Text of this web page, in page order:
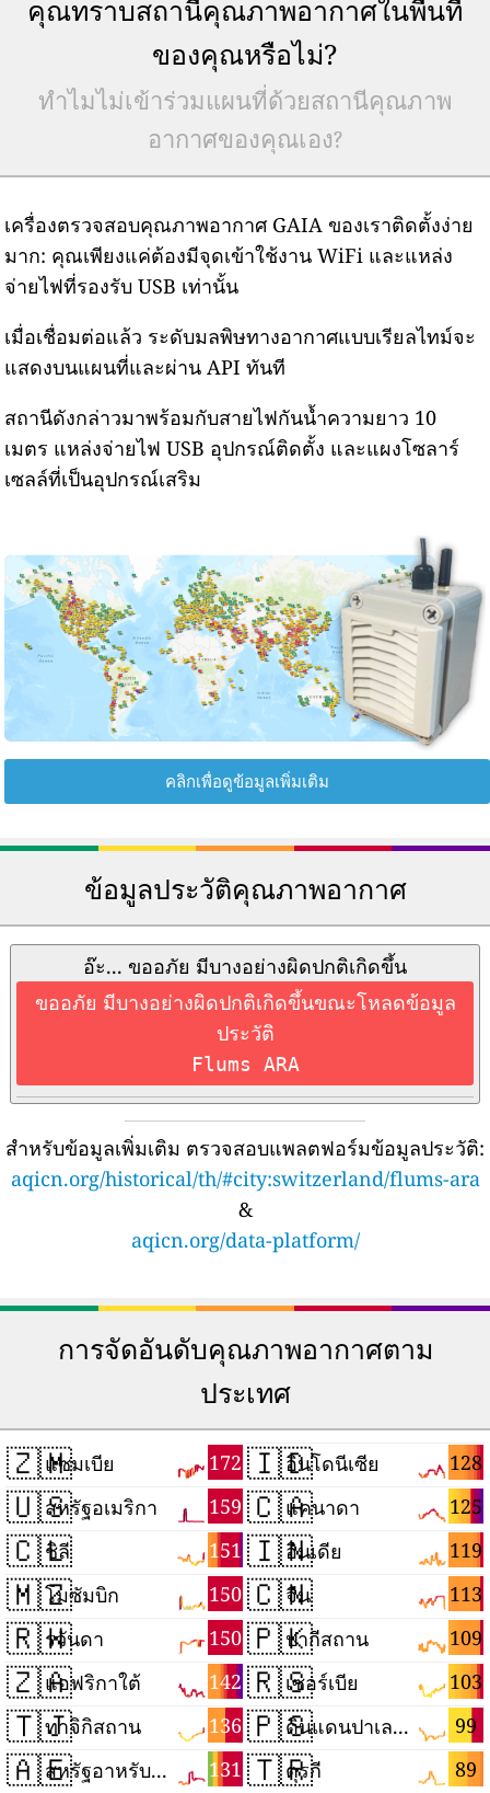
คุณทราบสถานีคุณภาพอากาศในพื้นที่
ของคุณหรือไม่?
ทำไมไม่เข้าร่วมแผนที่ด้วยสถานีคุณภาพ
อากาศของคุณเอง?
เครื่องตรวจสอบคุณภาพอากาศ GAIA ของเราติดตั้งง่าย
มาก: คุณเพียงแค่ต้องมีจุดเข้าใช้งาน WiFi และแหล่ง
จ่ายไฟที่รองรับ USB เท่านั้น
เมื่อเชื่อมต่อแล้ว ระดับมลพิษทางอากาศแบบเรียลไทม์จะ
แสดงบนแผนที่และผ่าน API ทันที
สถานีดังกล่าวมาพร้อมกับสายไฟกันน้ำความยาว 10
เมตร แหล่งจ่ายไฟ USB อุปกรณ์ติดตั้ง และแผงโซลาร์
เซลล์ที่เป็นอุปกรณ์เสริม
คลิกเพื่อดูข้อมูลเพิ่มเติม
ข้อมูลประวัติคุณภาพอากาศ
อ๊ะ... ขออภัย มีบางอย่างผิดปกติเกิดขึ้น
ขออภัย มีบางอย่างผิดปกติเกิดขึ้นขณะโหลดข้อมูล
ประวัติ
Flums ARA
สำหรับข้อมูลเพิ่มเติม ตรวจสอบแพลตฟอร์มข้อมูลประวัติ:
aqicn.org/historical/th/#city:switzerland/flums-ara
&
aqicn.org/data-platform/
การจัดอันดับคุณภาพอากาศตาม
ประเทศ
🇿🇲 172
แซมเบีย
🇺🇸 159
สหรัฐอเมริกา
🇨🇱 151
ชิลี
🇲🇿 150
โมซัมบิก
🇷🇼 150
รวันดา
🇿🇦 142
แอฟริกาใต้
🇹🇯 136
ทาจิกิสถาน
🇦🇪 131
สหรัฐอาหรับเอมิเรตส์
🇮🇩 128
อินโดนีเซีย
🇨🇦 125
แคนาดา
🇮🇳 119
อินเดีย
🇨🇳 113
จีน
🇵🇰 109
ปากีสถาน
🇷🇸 103
เซอร์เบีย
🇵🇸 99
ดินแดนปาเลสไตน์
🇹🇷 89
ตุรกี